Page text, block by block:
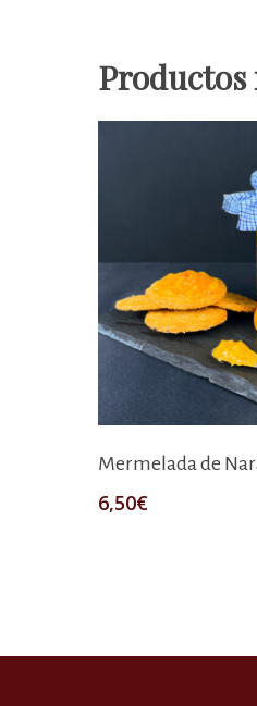
Productos
Mermelada de
6,50€